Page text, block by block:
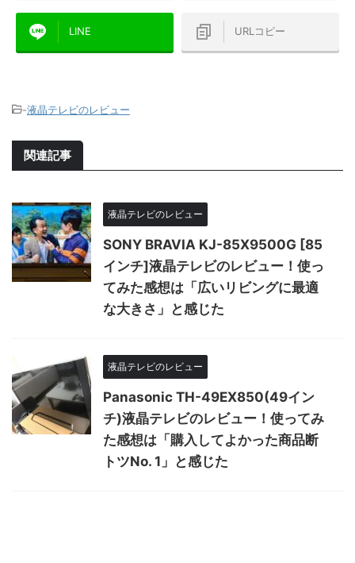
LINE URLコピー
-液晶テレビのレビュー
関連記事
液晶テレビのレビュー
SONY BRAVIA KJ-85X9500G [85
インチ]液晶テレビのレビュー！使っ
てみた感想は「広いリビングに最適
な大きさ」と感じた
液晶テレビのレビュー
Panasonic TH-49EX850(49イン
チ)液晶テレビのレビュー！使ってみ
た感想は「購入してよかった商品断
トツNo. 1」と感じた